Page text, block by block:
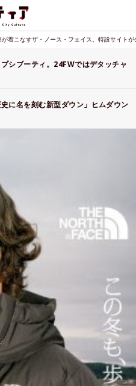
着こなすザ・ノース・フェイス。特設サイトが
シブーティ。24FWではデタッチャ
に名を刻む新型ダウン」ヒムダウン